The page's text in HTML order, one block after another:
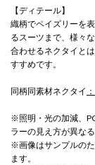
【ディテール】
織柄でペイズリーを
るスーツまで、様々
合わせるネクタイと
すすめです。
同柄同素材ネクタイ
※照明・光の加減、
ラーの見え方が異な
※画像はサンプルの
ます。